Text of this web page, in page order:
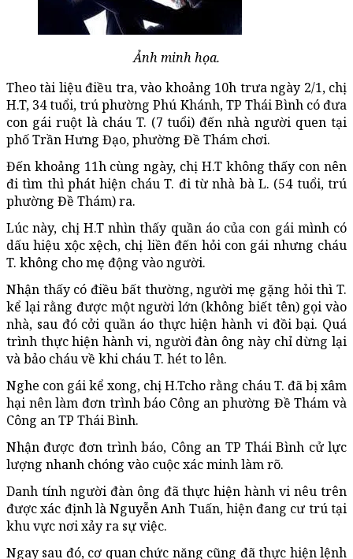
Ảnh minh họa.
Theo tài liệu điều tra, vào khoảng 10h trưa ngày 2/1, chị
H.T, 34 tuổi, trú phường Phú Khánh, TP Thái Bình có đưa
con gái ruột là cháu T. (7 tuổi) đến nhà người quen tại
phố Trần Hưng Đạo, phường Đề Thám chơi.
Đến khoảng 11h cùng ngày, chị H.T không thấy con nên
đi tìm thì phát hiện cháu T. đi từ nhà bà L. (54 tuổi, trú
phường Đề Thám) ra.
Lúc này, chị H.T nhìn thấy quần áo của con gái mình có
dấu hiệu xộc xệch, chị liền đến hỏi con gái nhưng cháu
T. không cho mẹ động vào người.
Nhận thấy có điều bất thường, người mẹ gặng hỏi thì T.
kể lại rằng được một người lớn (không biết tên) gọi vào
nhà, sau đó cởi quần áo thực hiện hành vi đồi bại. Quá
trình thực hiện hành vi, người đàn ông này chỉ dừng lại
và bảo cháu về khi cháu T. hét to lên.
Nghe con gái kể xong, chị H.Tcho rằng cháu T. đã bị xâm
hại nên làm đơn trình báo Công an phường Đề Thám và
Công an TP Thái Bình.
Nhận được đơn trình báo, Công an TP Thái Bình cử lực
lượng nhanh chóng vào cuộc xác minh làm rõ.
Danh tính người đàn ông đã thực hiện hành vi nêu trên
được xác định là Nguyễn Anh Tuấn, hiện đang cư trú tại
khu vực nơi xảy ra sự việc.
Ngay sau đó, cơ quan chức năng cũng đã thực hiện lệnh